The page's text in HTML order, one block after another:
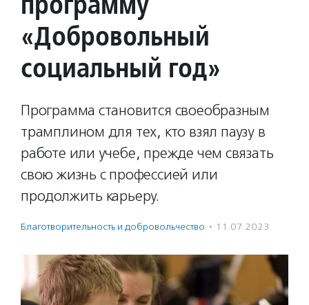
«Добровольный
социальный год»
Программа становится своеобразным
трамплином для тех, кто взял паузу в
работе или учебе, прежде чем связать
свою жизнь с профессией или
продолжить карьеру.
Благотвори­тель­ность и доброволь­чест­во · 11.07.2023